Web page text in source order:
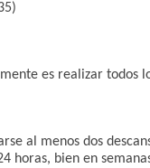
es realizar todos
al menos dos
horas, bien en